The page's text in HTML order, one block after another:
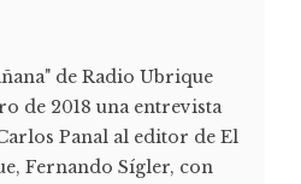
de Radio Ubrique
de 2018 una entrevista
Panal al editor de El
Fernando Sígler, con